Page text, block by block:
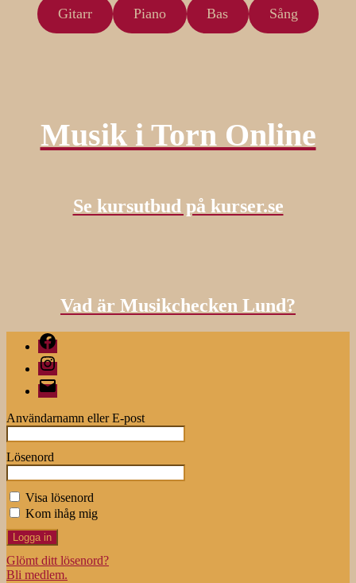
Gitarr Piano Bas Sång
Musik i Torn Online
Se kursutbud på kurser.se
Vad är Musikchecken Lund?
Facebook
Instagram
E-
post
Användarnamn eller E-post
Lösenord
Visa lösenord
Kom ihåg mig
Glömt ditt lösenord?
Bli medlem.